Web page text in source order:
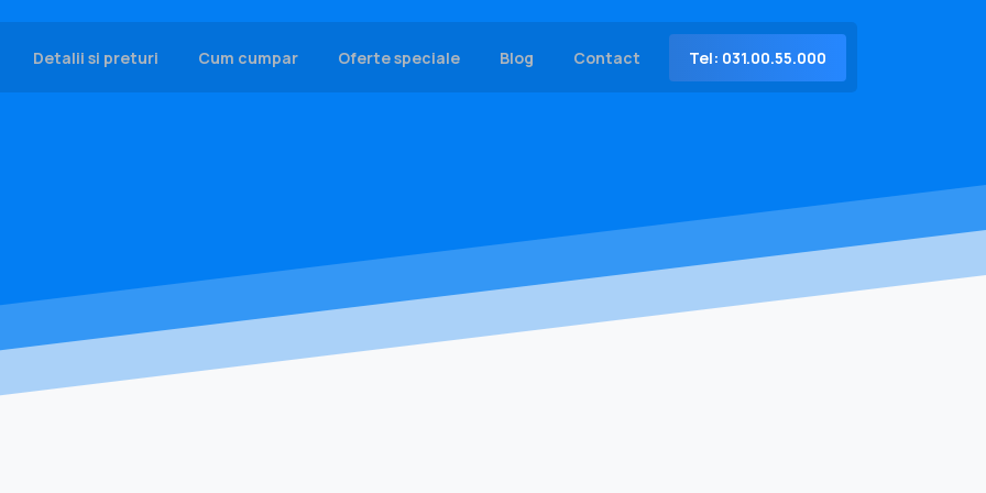
Detalii si preturi Cum cumpar Oferte speciale Blog Contact Tel: 031.00.55.000